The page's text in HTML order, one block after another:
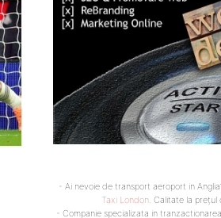
- Ai nevoie de transport aeroport in
Taxi London. Calitate la prețul
- Companie specializata in